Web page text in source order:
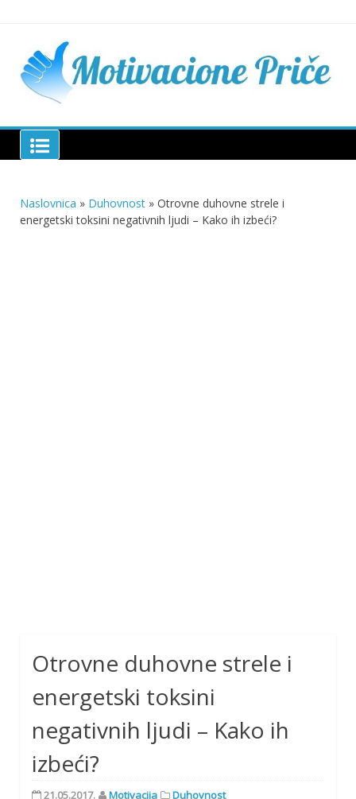
Motivacione Priče
Naslovnica » Duhovnost » Otrovne duhovne strele i
energetski toksini negativnih ljudi – Kako ih izbeći?
Otrovne duhovne strele i
energetski toksini
negativnih ljudi – Kako ih
izbeći?
21.05.2017. Motivacija Duhovnost